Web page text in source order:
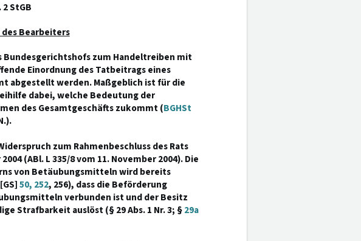
2 StGB
Bearbeiters
Bundesgerichtshofs zum Handeltreiben mit
Einordnung des Tatbeitrags eines
abgestellt werden. Maßgeblich ist für die
dabei, welche Bedeutung der
des Gesamtgeschäfts zukommt (BGHSt
zum Rahmenbeschluss des Rats
(ABl. L 335/8 vom 11. November 2004). Die
von Betäubungsmitteln wird bereits
50, 252, 256), dass die Beförderung
verbunden ist und der Besitz
Strafbarkeit auslöst (§ 29 Abs. 1 Nr. 3; §29a